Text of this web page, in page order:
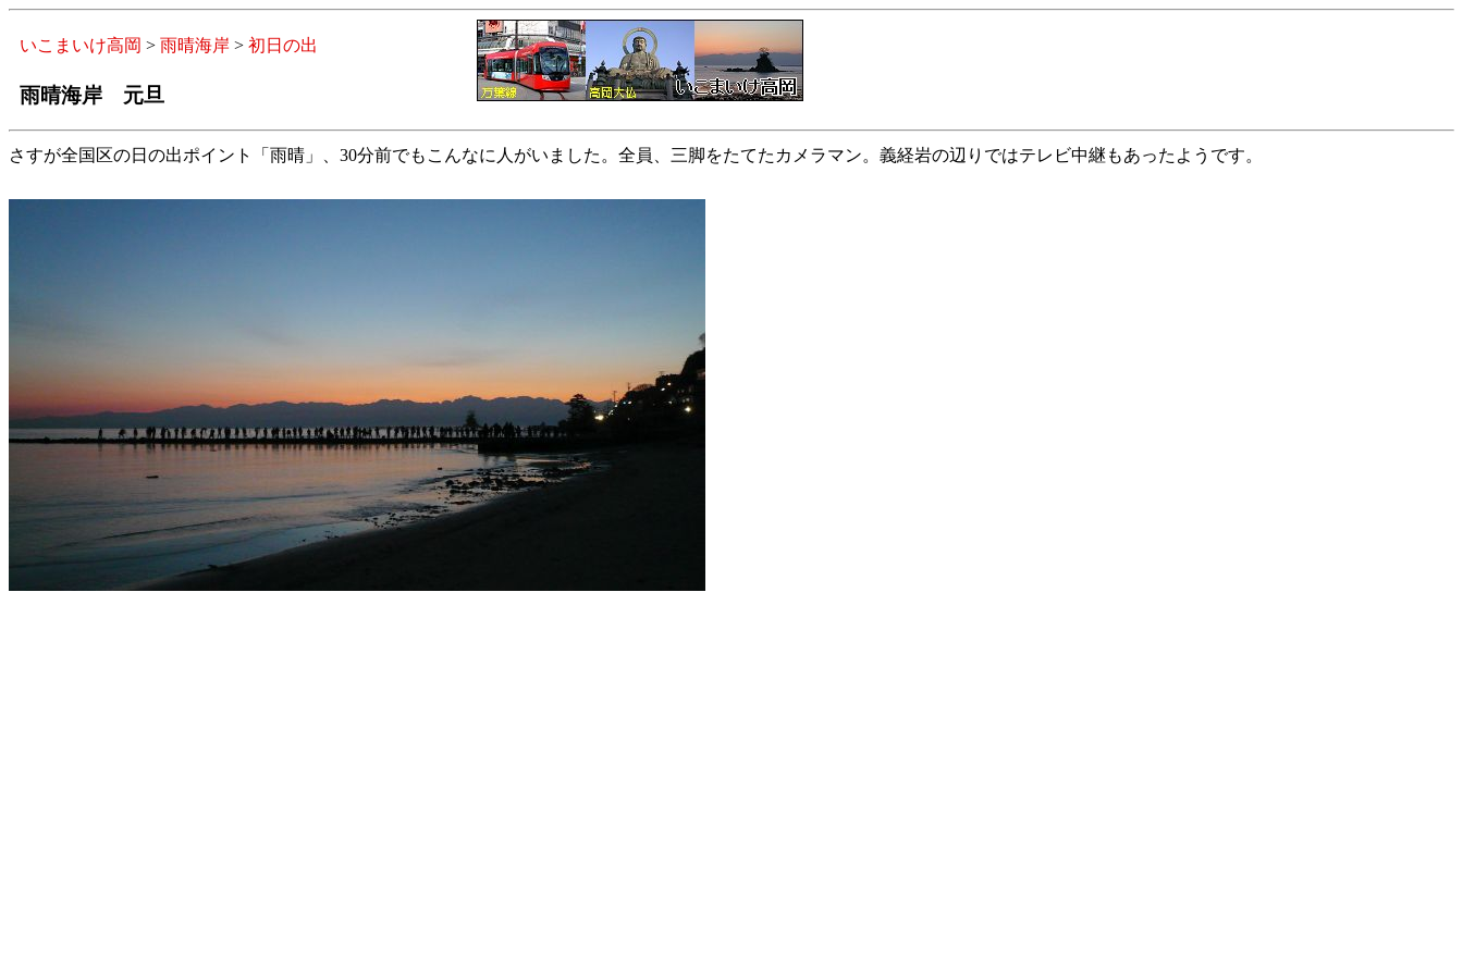
いこまいけ高岡 > 雨晴海岸 > 初日の出
雨晴海岸 元旦
さすが全国区の日の出ポイント「雨晴」、30分前でもこんなに人がいました。全員、三脚をたてたカメラマン。義経岩の辺りではテレビ中継もあったようです。